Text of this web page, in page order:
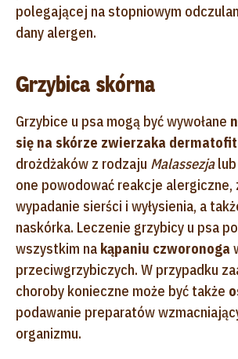
polegającej na stopniowym
dany alergen.
Grzybica skórna
Grzybice u psa mogą być wywołane
się na skórze zwierzaka
drożdżaków z rodzaju Malassezjalub
one powodować reakcje alergiczne,
wypadanie sierści i wyłysienia, a
naskórka. Leczenie grzybicy u psa
wszystkim na kąpaniu czworonoga
przeciwgrzybiczych. W przypadku
choroby konieczne może być także
podawanie preparatów
organizmu.